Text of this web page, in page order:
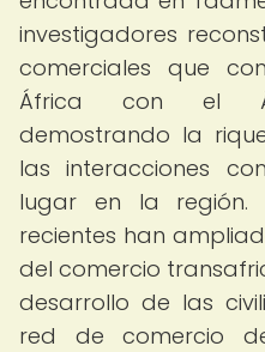
investigadores
comerciales que
África con el
demostrando la
las interacciones
lugar en la región.
recientes han
del comercio
desarrollo de las
red de comercio